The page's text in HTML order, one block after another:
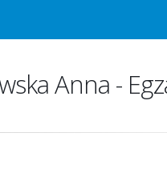
Anna -